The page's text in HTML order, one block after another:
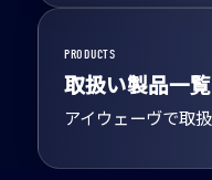
PRODUCTS
取扱い製品一覧
アイウェーヴで取